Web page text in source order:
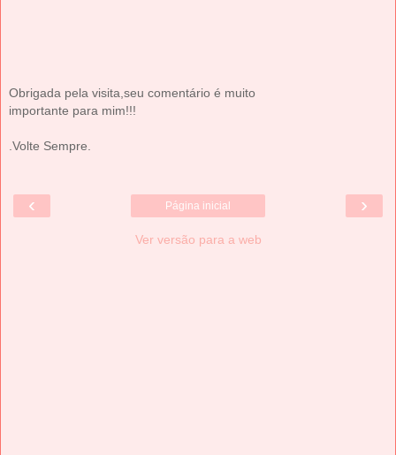
Obrigada pela visita,seu comentário é muito
importante para mim!!!
.Volte Sempre.
‹ ›
Página inicial
Ver versão para a web